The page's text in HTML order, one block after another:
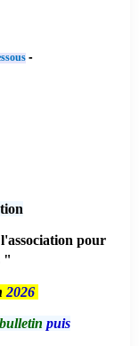
-
pour
"
2026
puis